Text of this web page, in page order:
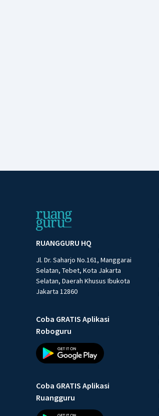
RUANGGURU HQ
Jl. Dr. Saharjo No.161, Manggarai
Selatan, Tebet, Kota Jakarta
Selatan, Daerah Khusus Ibukota
Jakarta 12860
Coba GRATIS Aplikasi
Roboguru
Coba GRATIS Aplikasi
Ruangguru